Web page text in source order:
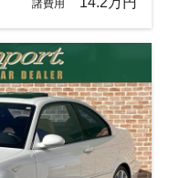
諸費用